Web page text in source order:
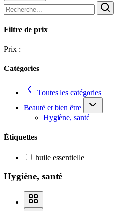
Filtre de prix
Prix : —
Catégories
Toutes les catégories
Beauté et bien être
Hygiène, santé
Étiquettes
huile essentielle
Hygiène, santé